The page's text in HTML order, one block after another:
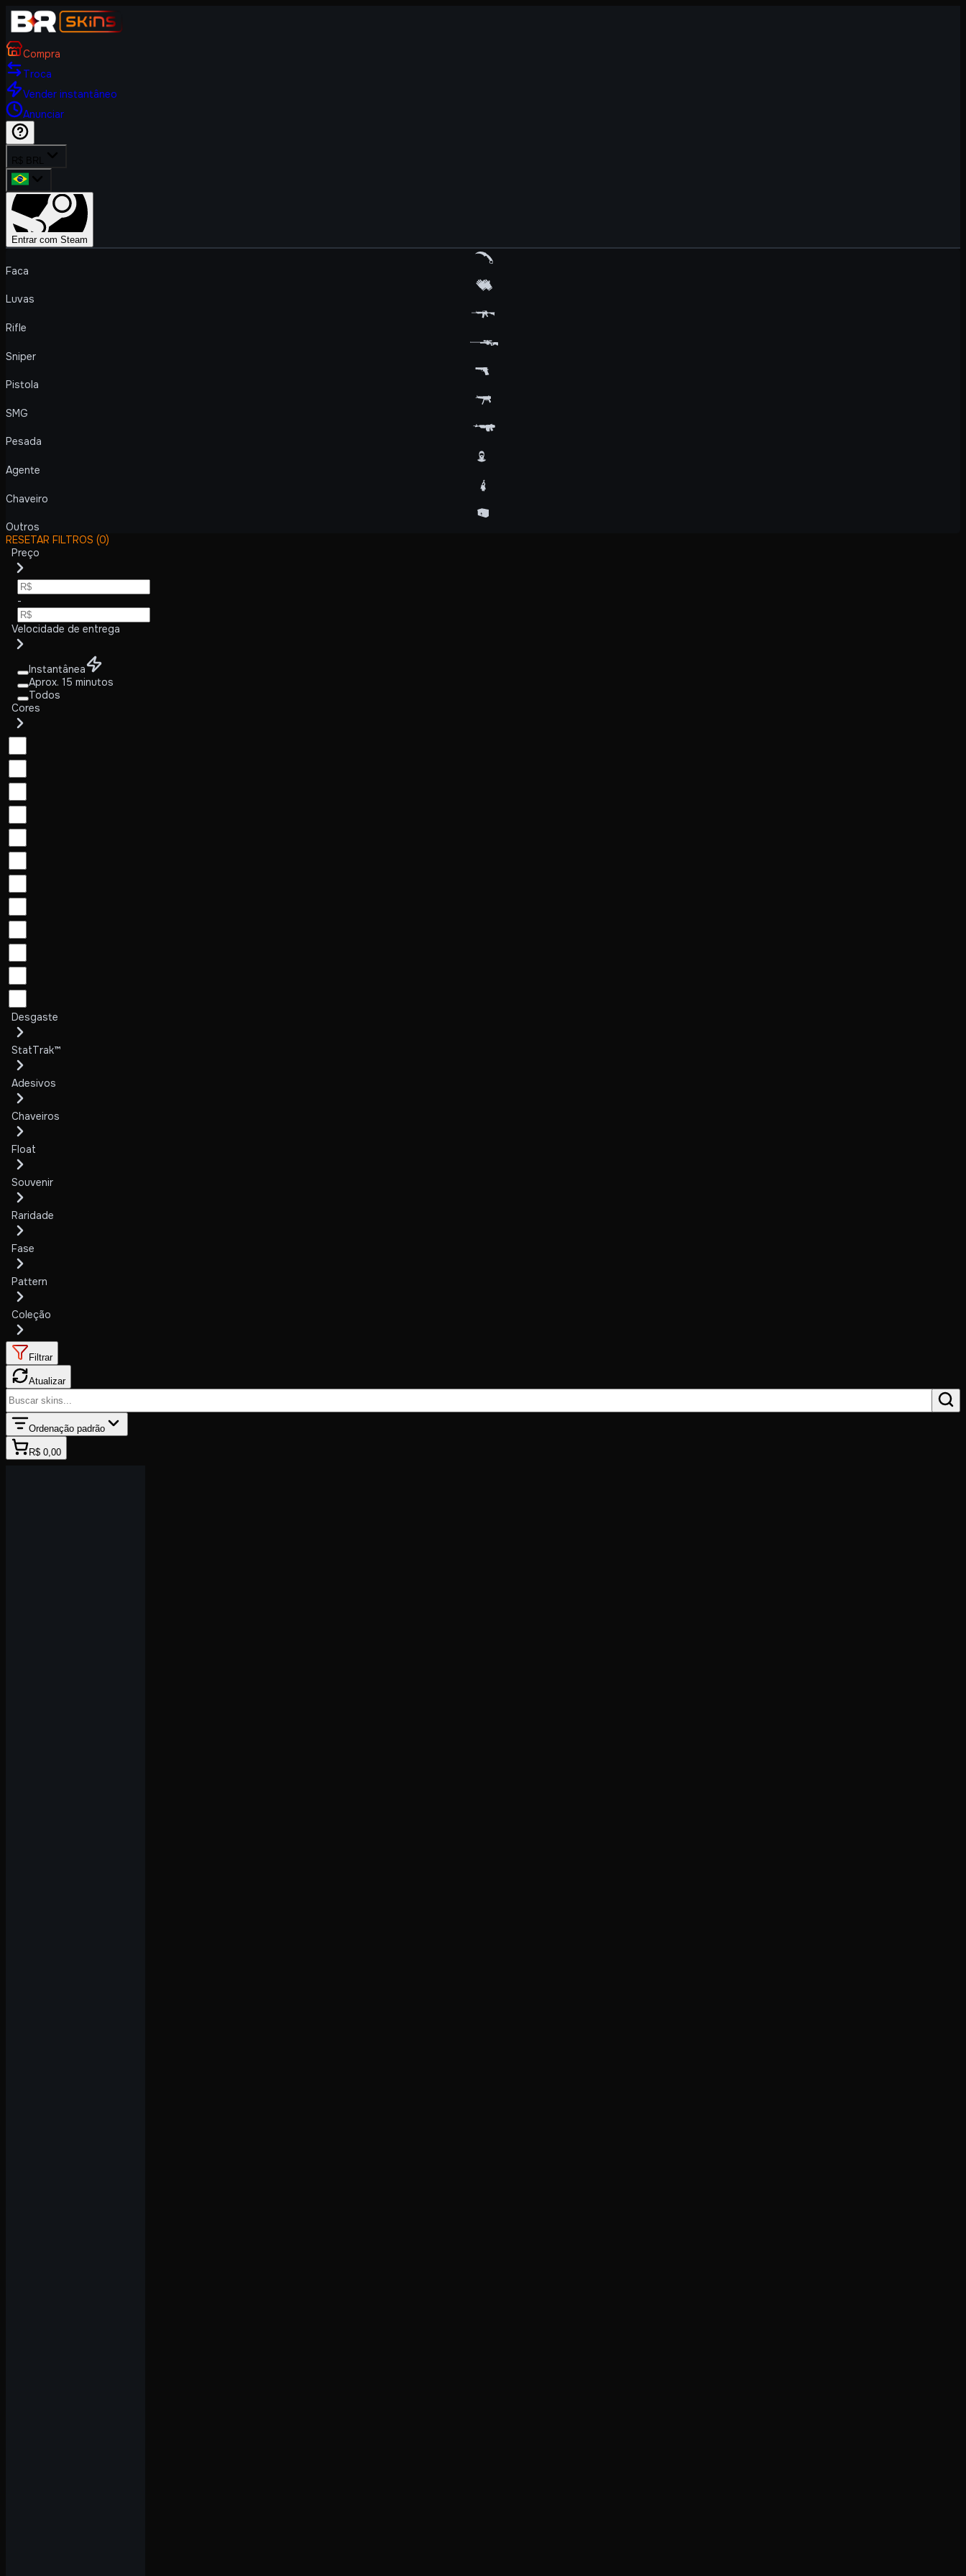
Compra
Troca
Vender instantâneo
Anunciar
R$ BRL
Entrar com Steam
Faca
Luvas
Rifle
Sniper
Pistola
SMG
Pesada
Agente
Chaveiro
Outros
RESETAR FILTROS (0)
Preço
-
Velocidade de entrega
Instantânea
Aprox. 15 minutos
Todos
Cores
Desgaste
StatTrak™
Adesivos
Chaveiros
Float
Souvenir
Raridade
Fase
Pattern
Coleção
Filtrar
Atualizar
Ordenação padrão
R$ 0,00